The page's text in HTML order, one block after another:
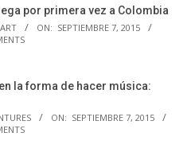
por primera vez a Colombia
ON: SEPTIEMBRE 7, 2015
la forma de hacer música:
ON: SEPTIEMBRE 7, 2015